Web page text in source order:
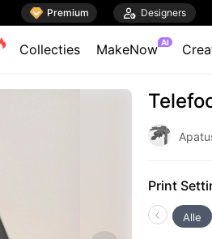
 Premium  Designers
Collecties MakeNow AI
Print
Alle